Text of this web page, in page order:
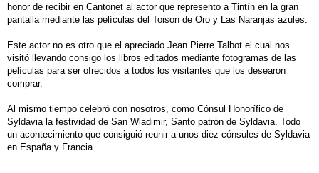
honor de recibir en Cantonet al actor que represento a Tintín en la gran
pantalla mediante las películas del Toison de Oro y Las Naranjas azules.
Este actor no es otro que el apreciado Jean Pierre Talbot el cual nos
visitó llevando consigo los libros editados mediante fotogramas de las
películas para ser ofrecidos a todos los visitantes que los desearon
comprar.
Al mismo tiempo celebró con nosotros, como Cónsul Honorífico de
Syldavia la festividad de San Wladimir, Santo patrón de Syldavia. Todo
un acontecimiento que consiguió reunir a unos diez cónsules de Syldavia
en España y Francia.